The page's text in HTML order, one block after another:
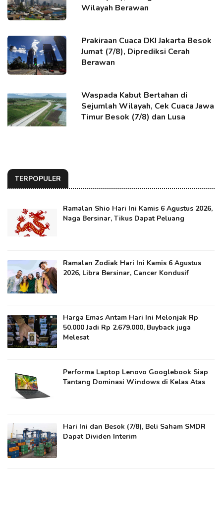
Wilayah Berawan
Prakiraan Cuaca DKI Jakarta Besok
Jumat (7/8), Diprediksi Cerah
Berawan
Waspada Kabut Bertahan di
Sejumlah Wilayah, Cek Cuaca Jawa
Timur Besok (7/8) dan Lusa
TERPOPULER
Ramalan Shio Hari Ini Kamis 6 Agustus 2026,
Naga Bersinar, Tikus Dapat Peluang
Ramalan Zodiak Hari Ini Kamis 6 Agustus
2026, Libra Bersinar, Cancer Kondusif
Harga Emas Antam Hari Ini Melonjak Rp
50.000 Jadi Rp 2.679.000, Buyback juga
Melesat
Performa Laptop Lenovo Googlebook Siap
Tantang Dominasi Windows di Kelas Atas
Hari Ini dan Besok (7/8), Beli Saham SMDR
Dapat Dividen Interim